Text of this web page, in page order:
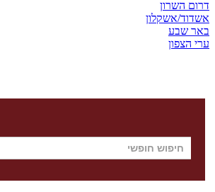
דרום השרון
אשדוד/אשקלון
באר שבע
ערי הצפון